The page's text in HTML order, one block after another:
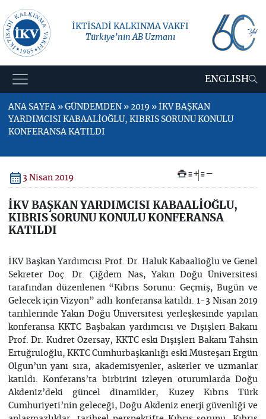
İKTİSADİ KALKINMA VAKFI
Türkiye’nin AB Uzmanı
ENGLISH
ANA SAYFA » GÜNDEMDEN » 2019 » İKV BAŞKAN
YARDIMCISI KABAALİOĞLU, KIBRIS SORUNU KONULU
KONFERANSA KATILDI
3 Nisan 2019 + –
İKV BAŞKAN YARDIMCISI KABAALİOĞLU,
KIBRIS SORUNU KONULU KONFERANSA
KATILDI
İKV Başkan Yardımcısı Prof. Dr. Haluk Kabaalioğlu ve Genel
Sekreter Doç. Dr. Çiğdem Nas, Yakın Doğu Üniversitesi
tarafından düzenlenen “Kıbrıs Sorunu: Geçmiş, Bugün ve
Gelecek için Vizyon” adlı konferansa katıldı. 1-3 Nisan 2019
tarihlerinde Yakın Doğu Üniversitesi yerleşkesinde yapılan
konferansa KKTC Başbakan yardımcısı ve Dışişleri Bakanı
Prof. Dr. Kudret Özersay, KKTC eski Dışişleri Bakanı Tahsin
Ertuğruloğlu, KKTC Cumhurbaşkanlığı eski Müsteşarı Ergün
Olgun’un yanı sıra, akademisyenler, askerler ve uzmanlar
katıldı. Konferans’ta birbirini izleyen oturumlarda Doğu
Akdeniz’deki güncel dinamikler, Kuzey Kıbrıs Türk
Cumhuriyeti’nin geleceği, Doğu Akdeniz enerji güvenliği ve